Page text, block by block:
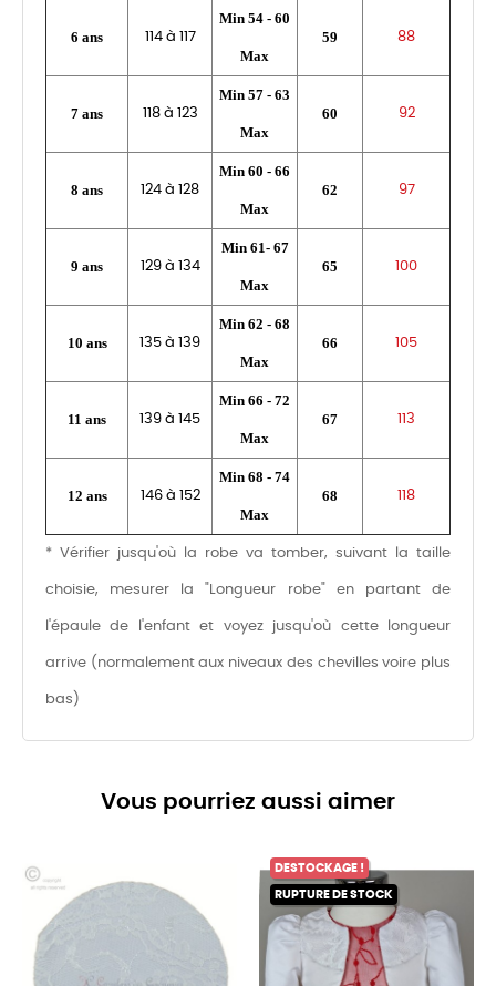
6 ans 114 à 117
Min 54 - 60
Max
59 88
7 ans 118 à 123
Min 57 - 63
Max
60 92
8 ans 124 à 128
Min 60 - 66
Max
62 97
9 ans 129 à 134
Min 61- 67
Max
65 100
10 ans 135 à 139
Min 62 - 68
Max
66 105
11 ans 139 à 145
Min 66 - 72
Max
67 113
12 ans 146 à 152
Min 68 - 74
Max
68 118
* Vérifier jusqu'où la robe va tomber, suivant la taille
choisie, mesurer la "Longueur robe" en partant de
l'épaule de l'enfant et voyez jusqu'où cette longueur
arrive (normalement aux niveaux des chevilles voire plus
bas)
Vous pourriez aussi aimer
DESTOCKAGE !
RUPTURE DE STOCK